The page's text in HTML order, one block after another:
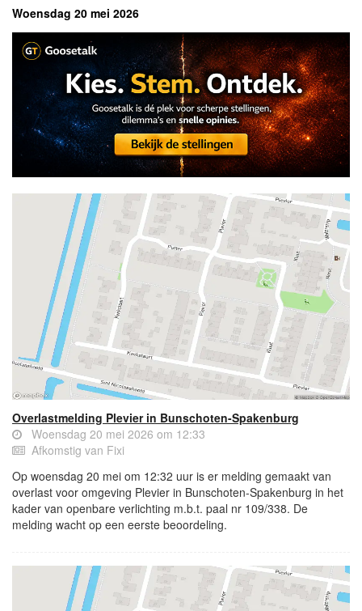
Woensdag 20 mei 2026
Overlastmelding Plevier in Bunschoten-Spakenburg
Woensdag 20 mei 2026 om 12:33
Afkomstig van Fixi
Op woensdag 20 mei om 12:32 uur is er melding gemaakt van
overlast voor omgeving Plevier in Bunschoten-Spakenburg in het
kader van openbare verlichting m.b.t. paal nr 109/338. De
melding wacht op een eerste beoordeling.